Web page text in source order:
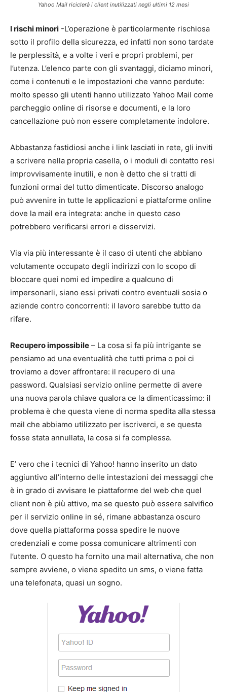
Yahoo Mail riciclerà i client inutilizzati negli ultimi 12 mesi
I rischi minori -L’operazione è particolarmente rischiosa
sotto il profilo della sicurezza, ed infatti non sono tardate
le perplessità, e a volte i veri e propri problemi, per
l’utenza. L’elenco parte con gli svantaggi, diciamo minori,
come i contenuti e le impostazioni che vanno perdute:
molto spesso gli utenti hanno utilizzato Yahoo Mail come
parcheggio online di risorse e documenti, e la loro
cancellazione può non essere completamente indolore.
Abbastanza fastidiosi anche i link lasciati in rete, gli inviti
a scrivere nella propria casella, o i moduli di contatto resi
improvvisamente inutili, e non è detto che si tratti di
funzioni ormai del tutto dimenticate. Discorso analogo
può avvenire in tutte le applicazioni e piattaforme online
dove la mail era integrata: anche in questo caso
potrebbero verificarsi errori e disservizi.
Via via più interessante è il caso di utenti che abbiano
volutamente occupato degli indirizzi con lo scopo di
bloccare quei nomi ed impedire a qualcuno di
impersonarli, siano essi privati contro eventuali sosia o
aziende contro concorrenti: il lavoro sarebbe tutto da
rifare.
Recupero impossibile – La cosa si fa più intrigante se
pensiamo ad una eventualità che tutti prima o poi ci
troviamo a dover affrontare: il recupero di una
password. Qualsiasi servizio online permette di avere
una nuova parola chiave qualora ce la dimenticassimo: il
problema è che questa viene di norma spedita alla stessa
mail che abbiamo utilizzato per iscriverci, e se questa
fosse stata annullata, la cosa si fa complessa.
E’ vero che i tecnici di Yahoo! hanno inserito un dato
aggiuntivo all’interno delle intestazioni dei messaggi che
è in grado di avvisare le piattaforme del web che quel
client non è più attivo, ma se questo può essere salvifico
per il servizio online in sé, rimane abbastanza oscuro
dove quella piattaforma possa spedire le nuove
credenziali e come possa comunicare altrimenti con
l’utente. O questo ha fornito una mail alternativa, che non
sempre avviene, o viene spedito un sms, o viene fatta
una telefonata, quasi un sogno.